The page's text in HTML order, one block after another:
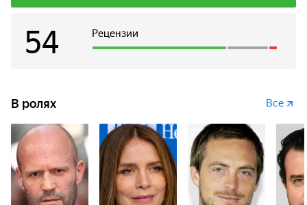
Рецензии
54
В ролях Все